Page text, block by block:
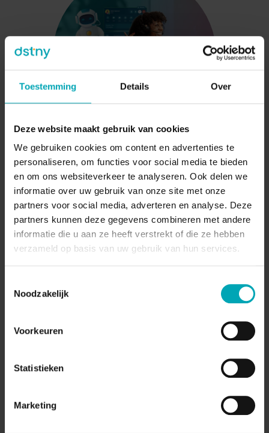
Voorkeuren
Marketing
Alles toestaan
Selectie toestaan
Weigeren
Nieuw: Dstny Digital Assistant
Jouw slimme AI‑assistent voor elke inkomende
oproep
De Dstny Digital Assistant is jouw slimme AI‑voicebot
plant afspraken in en verbindt bellers door naar de
juiste collega, volledig geïntegreerd in jouw bestaande
Of je team nu druk bezet is, in meeting zit of het buiten
bereikbaar en zorgt ervoor dat elk telefoontje correct
tijdens piekmomenten, vakantieperiodes of buiten